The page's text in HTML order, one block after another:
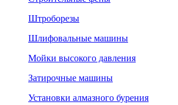
Штроборезы
Шлифовальные машины
Мойки высокого давления
Затирочные машины
Установки алмазного бурения